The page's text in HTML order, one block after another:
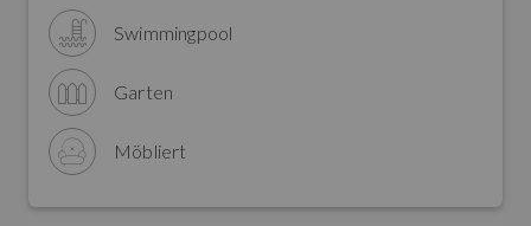
Swimmingpool
Garten
Möbliert